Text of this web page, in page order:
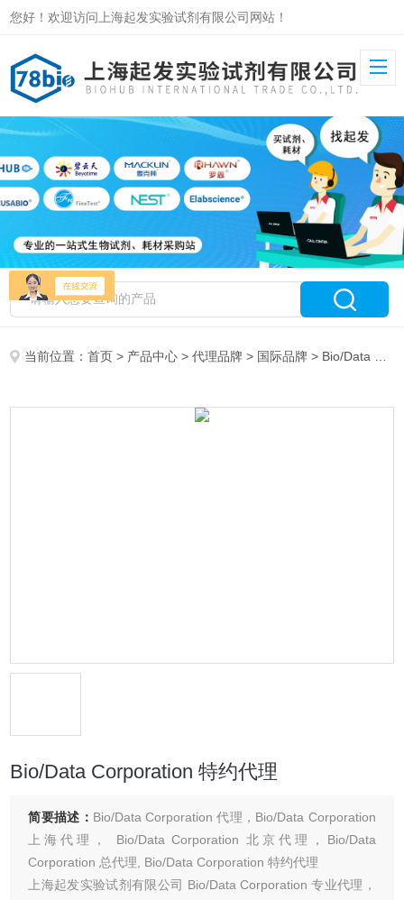
您好！欢迎访问上海起发实验试剂有限公司网站！
当前位置：首页 > 产品中心 >代理品牌 > 国际品牌 > Bio/Data Corporation 特约代理
Bio/Data Corporation 特约代理
简要描述： Bio/Data Corporation 代理，Bio/Data Corporation
上海代理， Bio/Data Corporation 北京代理，Bio/Data
Corporation 总代理, Bio/Data Corporation 特约代理
上海起发实验试剂有限公司 Bio/Data Corporation 专业代理，